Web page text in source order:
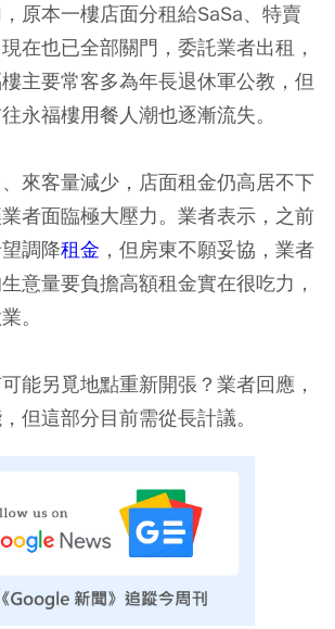
原本一樓店面分租給SaSa、特賣
在也已全部關門，委託業者出租，
主要常客多為年長退休軍公教，但
永福樓用餐人潮也逐漸流失。
來客量減少，店面租金仍高居不下
者面臨極大壓力。業者表示，之前
調降租金 ，但房東不願妥協，業者
意量要負擔高額租金實在很吃力，
。
能另覓地點重新開張？業者回應，
但這部分目前需從長計議。